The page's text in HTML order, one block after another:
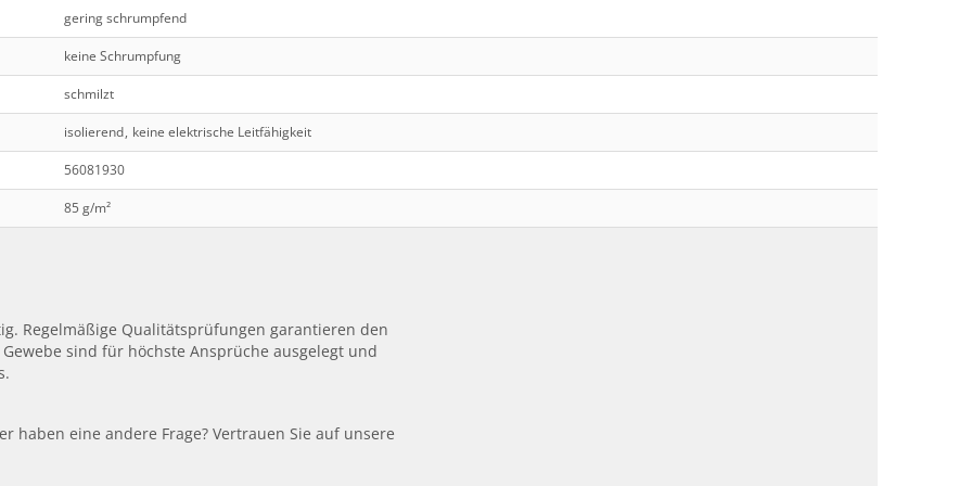
gering schrumpfend
keine Schrumpfung
schmilzt
isolierend, keine elektrische Leitfähigkeit
56081930
85 g/m²
Regelmäßige Qualitätsprüfungen garantieren den
sind für höchste Ansprüche ausgelegt und
haben eine andere Frage? Vertrauen Sie auf unsere